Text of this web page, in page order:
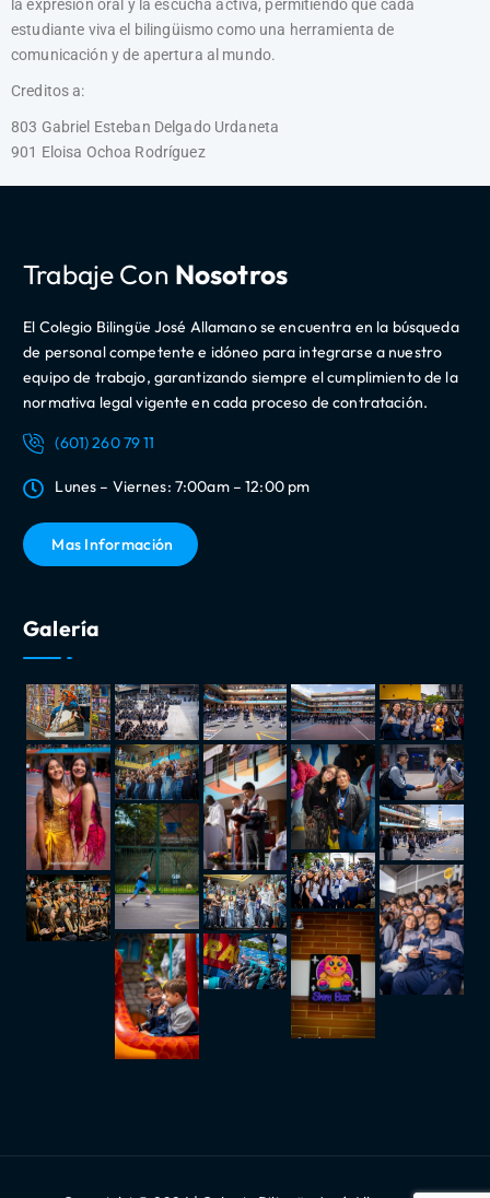
la expresión oral y la escucha activa, permitiendo que cada
estudiante viva el bilingüismo como una herramienta de
comunicación y de apertura al mundo.
Creditos a:
803 Gabriel Esteban Delgado Urdaneta
901 Eloisa Ochoa Rodríguez
Trabaje Con Nosotros
El Colegio Bilingüe José Allamano se encuentra en la búsqueda
de personal competente e idóneo para integrarse a nuestro
equipo de trabajo, garantizando siempre el cumplimiento de la
normativa legal vigente en cada proceso de contratación.
(601) 260 79 11
Lunes – Viernes: 7:00am – 12:00 pm
Mas Información
Galería